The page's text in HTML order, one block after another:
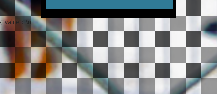
{"value":"\n